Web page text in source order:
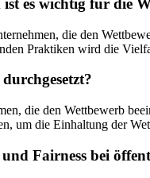
ist es wichtig für die
die den
Praktiken wird die
die den Wettbewerb
um die Einhaltung der
Fairness bei